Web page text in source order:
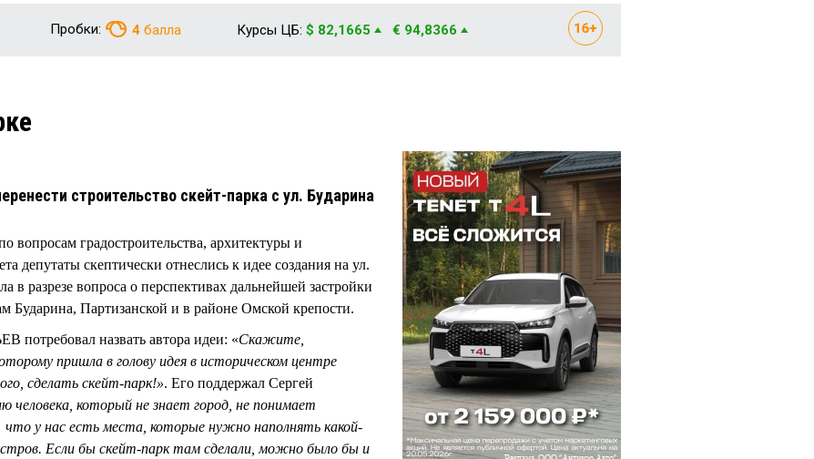
Пробки: 4 балла Курсы ЦБ: $ 82,1665 € 94,8366
строительство скейт-парка с ул. Бударина
вопросам градостроительства, архитектуры и
депутаты скептически отнеслись к идее создания на ул.
в разрезе вопроса о перспективах дальнейшей застройки
Бударина, Партизанской и в районе Омской крепости.
потребовал назвать автора идеи: «Скажите,
пришла в голову идея в историческом центре
сделать скейт-парк!». Его поддержал Сергей
который не знает город, не понимает
у нас есть места, которые нужно наполнять какой-
Если бы скейт-парк там сделали, можно было бы и